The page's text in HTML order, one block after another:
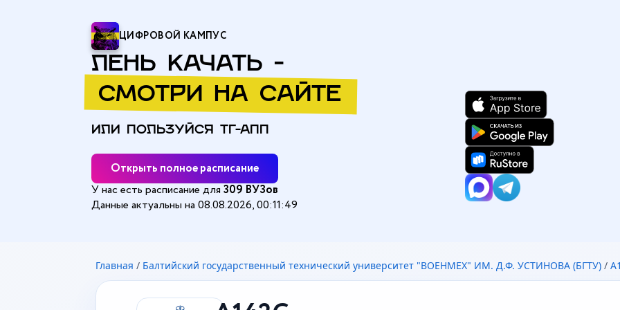
ЦИФРОВОЙ КАМПУС
ЛЕНЬ КАЧАТЬ -
СМОТРИ НА САЙТЕ
ИЛИ ПОЛЬЗУЙСЯ ТГ-АПП
Открыть полное расписание
У нас есть расписание для 309 ВУЗов
Данные актуальны на 08.08.2026, 00:11:49
Главная / Балтийский государственный технический университет "ВОЕНМЕХ" ИМ. Д.Ф. УСТИНОВА (БГТУ) /